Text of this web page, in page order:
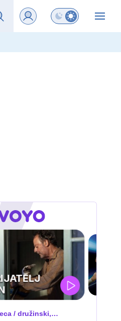
Preklopi barvni
sreda ob 20.30